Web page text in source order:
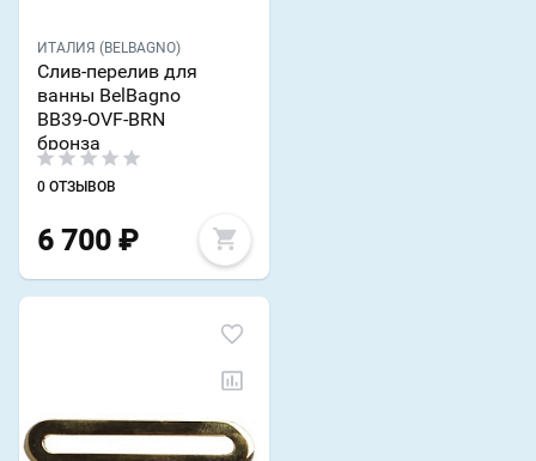
ИТАЛИЯ (BELBAGNO)
Слив-перелив для
ванны BelBagno
BB39-OVF-BRN
бронза
0 ОТЗЫВОВ
6 700 ₽